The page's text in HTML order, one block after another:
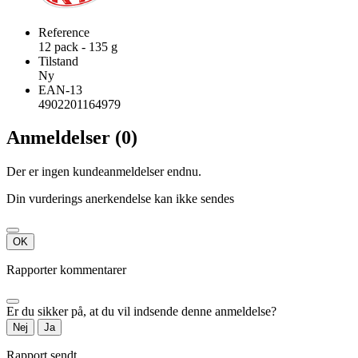
Reference
12 pack - 135 g
Tilstand
Ny
EAN-13
4902201164979
Anmeldelser (0)
Der er ingen kundeanmeldelser endnu.
Din vurderings anerkendelse kan ikke sendes
OK
Rapporter kommentarer
Er du sikker på, at du vil indsende denne anmeldelse?
Nej Ja